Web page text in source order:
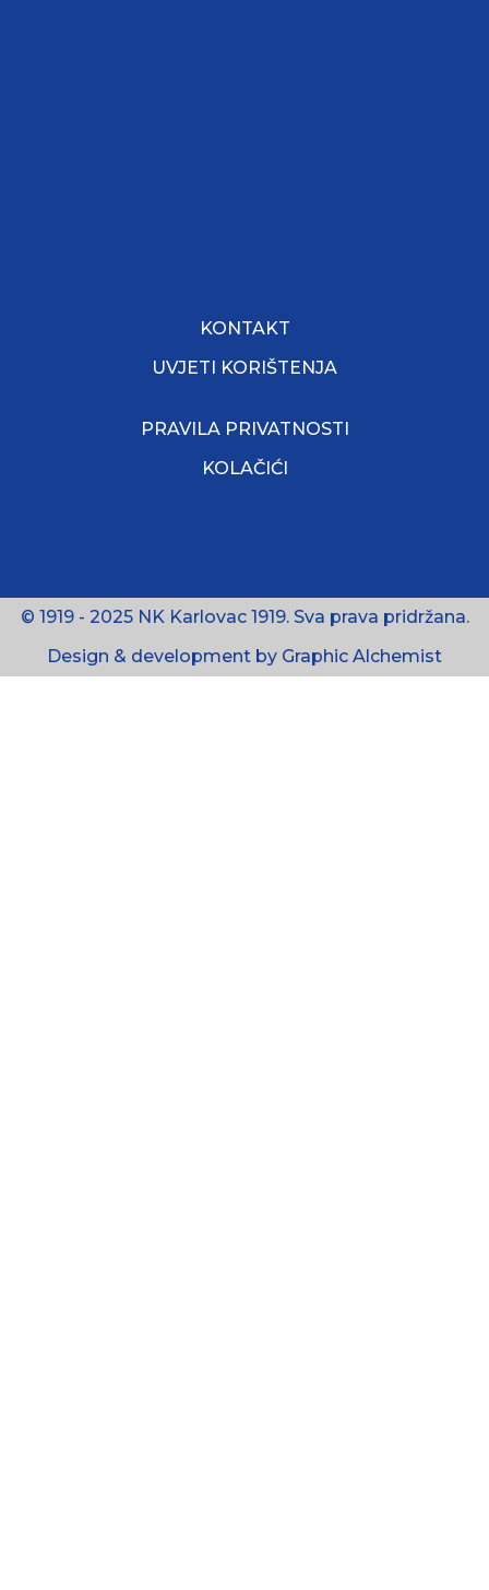
KONTAKT
UVJETI KORIŠTENJA
PRAVILA PRIVATNOSTI
KOLAČIĆI
© 1919 - 2025 NK Karlovac 1919. Sva prava pridržana.
Design & development by Graphic Alchemist